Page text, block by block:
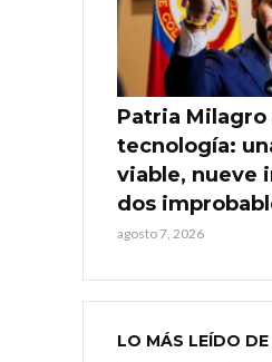
Patria Milagro
tecnología:
viable, nueve
dos
agosto 7, 2026
LO MÁS LEÍDO